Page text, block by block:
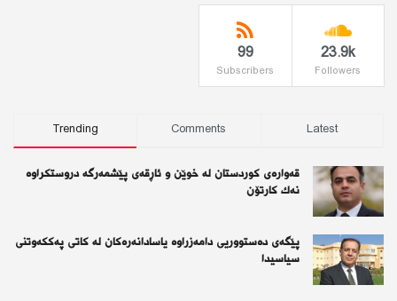
23.9k
Followers
99
Subscribers
Trending Comments Latest
قەوارەی كوردستان لە خوێن و ئاڕقەی پێشمەرگە دروستكراوە
نەك كارتۆن
پێگەی دەستووریی دامەزراوە یاسادانەرەكان لە كاتی پەككەوتنی
سیاسیدا